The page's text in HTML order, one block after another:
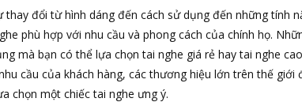
đổi từ hình dáng đến cách sử dụng đến những tính
phù hợp với nhu cầu và phong cách của chính họ.
mà bạn có thể lựa chọn tai nghe giá rẻ hay tai nghe
cầu của khách hàng, các thương hiệu lớn trên thế giới
chọn một chiếc tai nghe ưng ý.